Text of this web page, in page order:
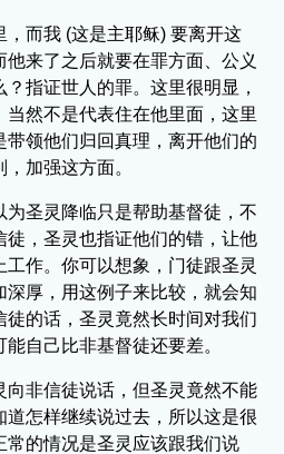
，而我 (这是主耶稣) 要离开这
来了之后就要在罪方面、公义
指证世人的罪。这里很明显，
然不是代表住在他里面，这里
领他们归回真理，离开他们的
加强这方面。
圣灵降临只是帮助基督徒，不
徒，圣灵也指证他们的错，让他
作。你可以想象，门徒跟圣灵
厚，用这例子来比较，就会知
的话，圣灵竟然长时间对我们
自己比非基督徒还要差。
向非信徒说话，但圣灵竟然不能
怎样继续说过去，所以这是很
常的情况是圣灵应该跟我们说